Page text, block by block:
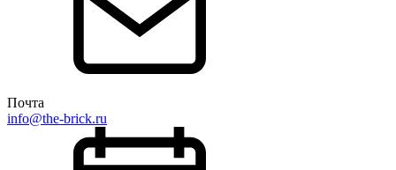
Почта
info@the-brick.ru